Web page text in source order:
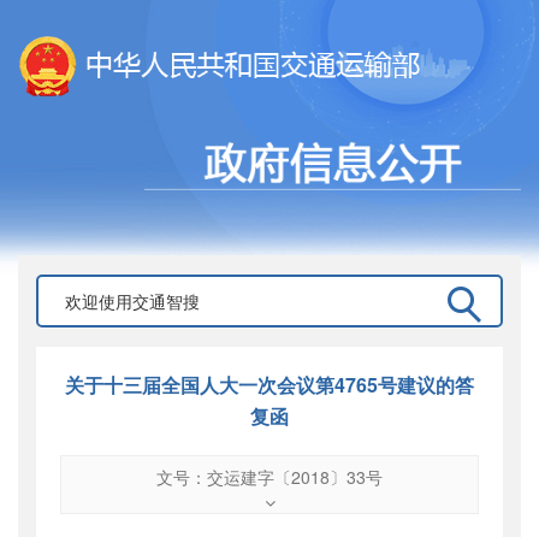
关于十三届全国人大一次会议第4765号建议的答
复函
文号：交运建字〔2018〕33号
交运建字〔2018〕33号